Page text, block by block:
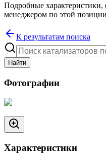
Подробные характеристики,
менеджером по этой
К результатам поиска
Найти
Фотографии
Характеристики